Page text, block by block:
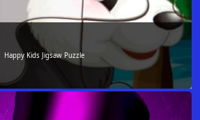
Happy Kids Jigsaw Puzzle